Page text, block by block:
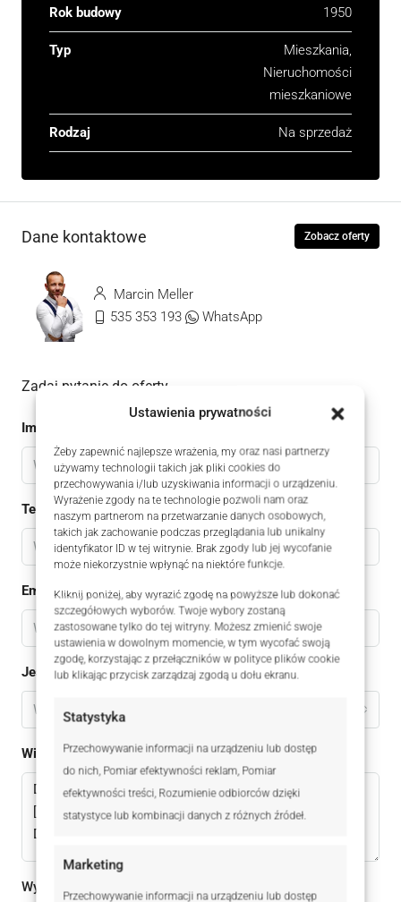
Ustawienia prywatności
Żeby zapewnić najlepsze wrażenia, my oraz nasi partnerzy
używamy technologii takich jak pliki cookies do
przechowywania i/lub uzyskiwania informacji o urządzeniu.
Wyrażenie zgody na te technologie pozwoli nam oraz
naszym partnerom na przetwarzanie danych osobowych,
takich jak zachowanie podczas przeglądania lub unikalny
identyfikator ID w tej witrynie. Brak zgody lub jej wycofanie
może niekorzystnie wpłynąć na niektóre funkcje.
Kliknij poniżej, aby wyrazić zgodę na powyższe lub dokonać
szczegółowych wyborów. Twoje wybory zostaną
zastosowane tylko do tej witryny. Możesz zmienić swoje
ustawienia w dowolnym momencie, w tym wycofać swoją
zgodę, korzystając z przełączników w polityce plików cookie
lub klikając przycisk zarządzaj zgodą u dołu ekranu.
Statystyka
Przechowywanie informacji na urządzeniu lub dostęp
do nich, Pomiar efektywności reklam, Pomiar
efektywności treści, Rozumienie odbiorców dzięki
statystyce lub kombinacji danych z różnych źródeł.
Marketing
Przechowywanie informacji na urządzeniu lub dostęp
Rok budowy 1950
Typ
Mieszkania,
Nieruchomości
mieszkaniowe
Rodzaj Na sprzedaż
Dane kontaktowe Zobacz oferty
Marcin Meller
535 353 193
WhatsApp
Zadaj pytanie do oferty
Imię
Telefon
Email
Jestem
Wybierz
Wiadomomść
Wysyłając ten formularz zgadzam się z